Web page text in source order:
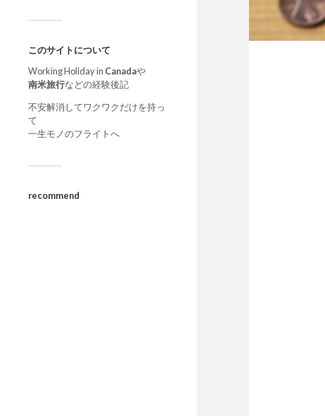
このサイトについて
Working Holiday in Canadaや
南米旅行などの経験後記
不安解消してワクワクだけを持っ
て
一生モノのフライトへ
recommend